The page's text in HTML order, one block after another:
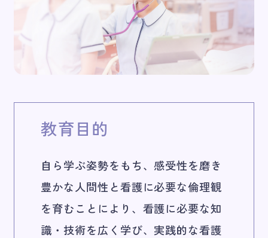
教育目的
自ら学ぶ姿勢をもち、感受性を磨き
豊かな人間性と看護に必要な倫理観
を育むことにより、看護に必要な知
識・技術を広く学び、実践的な看護